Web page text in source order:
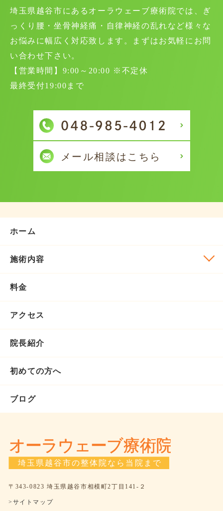
埼玉県越谷市にあるオーラウェーブ療術院では、ぎ
っくり腰・坐骨神経痛・自律神経の乱れなど様々な
お悩みに幅広く対応致します。まずはお気軽にお問
い合わせ下さい。
【営業時間】9:00～20:00 ※不定休
最終受付19:00まで
ホーム
施術内容
料金
アクセス
院長紹介
初めての方へ
ブログ
〒343-0823 埼玉県越谷市相模町2丁目141-２
>サイトマップ